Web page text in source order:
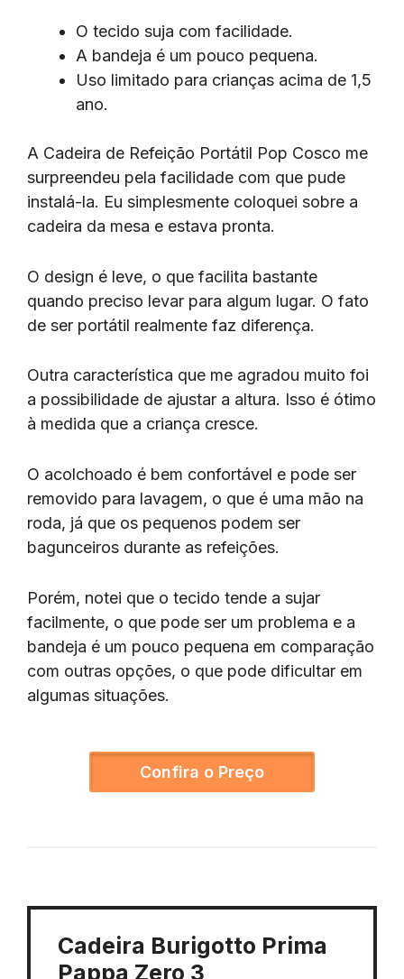
O tecido suja com facilidade.
A bandeja é um pouco pequena.
Uso limitado para crianças acima de 1,5
ano.
A Cadeira de Refeição Portátil Pop Cosco me
surpreendeu pela facilidade com que pude
instalá-la. Eu simplesmente coloquei sobre a
cadeira da mesa e estava pronta.
O design é leve, o que facilita bastante
quando preciso levar para algum lugar. O fato
de ser portátil realmente faz diferença.
Outra característica que me agradou muito foi
a possibilidade de ajustar a altura. Isso é ótimo
à medida que a criança cresce.
O acolchoado é bem confortável e pode ser
removido para lavagem, o que é uma mão na
roda, já que os pequenos podem ser
bagunceiros durante as refeições.
Porém, notei que o tecido tende a sujar
facilmente, o que pode ser um problema e a
bandeja é um pouco pequena em comparação
com outras opções, o que pode dificultar em
algumas situações.
Confira o Preço
Cadeira Burigotto Prima
Pappa Zero 3